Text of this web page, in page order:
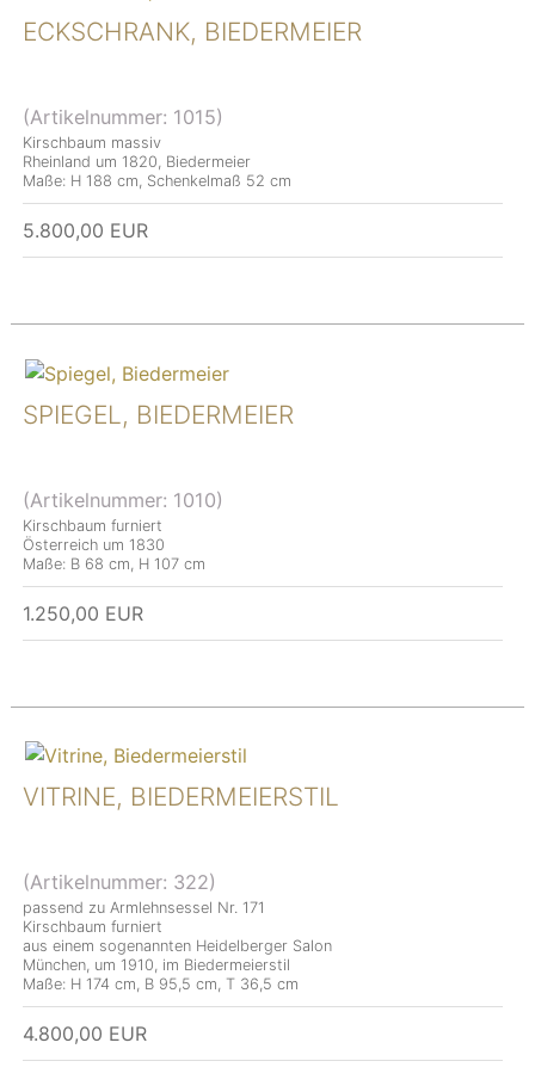
ECKSCHRANK, BIEDERMEIER
(Artikelnummer: 1015)
Kirschbaum massiv
Rheinland um 1820, Biedermeier
Maße: H 188 cm, Schenkelmaß 52 cm
5.800,00 EUR
SPIEGEL, BIEDERMEIER
(Artikelnummer: 1010)
Kirschbaum furniert
Österreich um 1830
Maße: B 68 cm, H 107 cm
1.250,00 EUR
VITRINE, BIEDERMEIERSTIL
(Artikelnummer: 322)
passend zu Armlehnsessel Nr. 171
Kirschbaum furniert
aus einem sogenannten Heidelberger Salon
München, um 1910, im Biedermeierstil
Maße: H 174 cm, B 95,5 cm, T 36,5 cm
4.800,00 EUR